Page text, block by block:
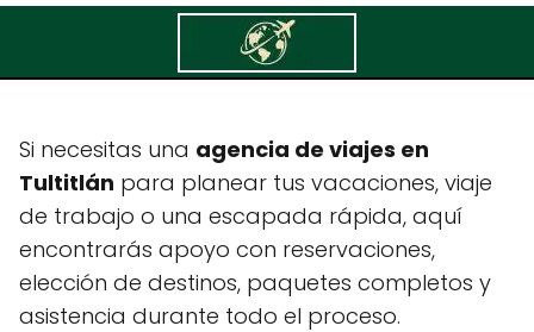
Autotravel De México
Si necesitas una agencia de viajes en
Tultitlán para planear tus vacaciones, viaje
de trabajo o una escapada rápida, aquí
encontrarás apoyo con reservaciones,
elección de destinos, paquetes completos y
asistencia durante todo el proceso.